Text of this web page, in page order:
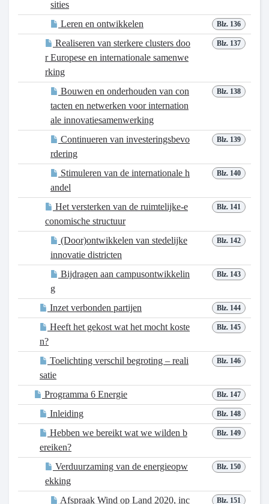
sities
Blz. 136
Leren en ontwikkelen
Blz. 137
Realiseren van sterkere clusters doo
r Europese en internationale samenwe
rking
Blz. 138
Bouwen en onderhouden van con
tacten en netwerken voor internation
ale innovatiesamenwerking
Blz. 139
Continueren van investeringsbevo
rdering
Blz. 140
Stimuleren van de internationale h
andel
Blz. 141
Het versterken van de ruimtelijke-e
conomische structuur
Blz. 142
(Door)ontwikkelen van stedelijke
innovatie districten
Blz. 143
Bijdragen aan campusontwikkelin
g
Blz. 144
Inzet verbonden partijen
Blz. 145
Heeft het gekost wat het mocht koste
n?
Blz. 146
Toelichting verschil begroting – reali
satie
Blz. 147
Programma 6 Energie
Blz. 148
Inleiding
Blz. 149
Hebben we bereikt wat we wilden b
ereiken?
Blz. 150
Verduurzaming van de energieopw
ekking
Blz. 151
Afspraak Wind op Land 2020, inc